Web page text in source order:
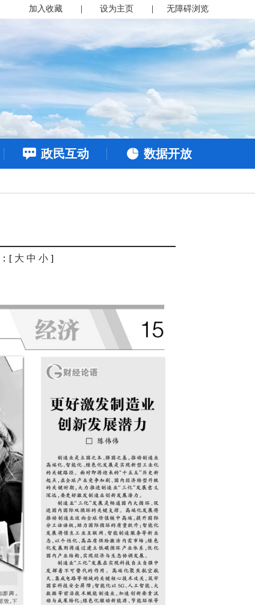
加入收藏 设为主页 无障碍浏览
政民互动 数据开放
：[ 大 中 小 ]